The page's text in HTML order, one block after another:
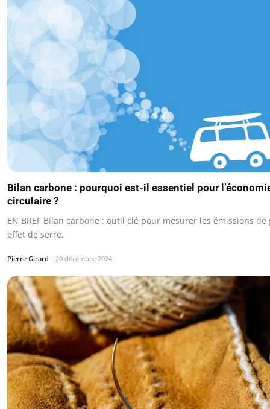
Bilan carbone : pourquoi est-il essentiel pour
circulaire ?
EN BREF Bilan carbone : outil clé pour mesurer les émissions de
effet de serre.
Pierre Girard 20 décembre 2024